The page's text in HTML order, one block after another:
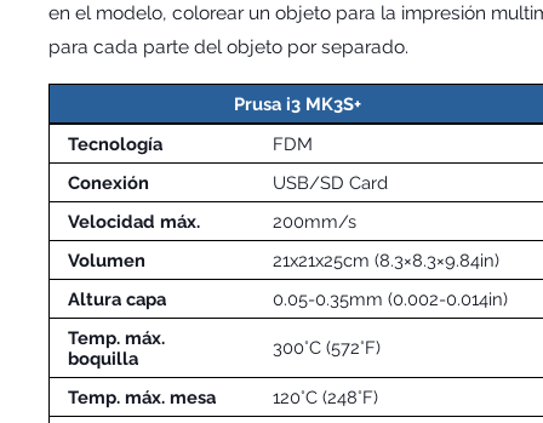
en el modelo, colorear un objeto para la impresión
para cada parte del objeto por separado.
Prusa i3 MK3S+
Tecnología
FDM
Conexión
USB/SD Card
Velocidad máx.
200mm/s
Volumen
21x21x25cm (8.3×8.3×9.84in)
Altura capa
0.05-0.35mm (0.002-0.014in)
Temp. máx.
boquilla
300°C (572°F)
Temp. máx. mesa 120°C (248°F)